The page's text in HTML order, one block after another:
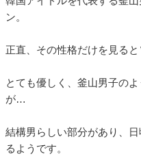
ン。
正直、その性格だけを見る
とても優しく、釜山男子の
が…
結構男らしい部分があり、
るようです。